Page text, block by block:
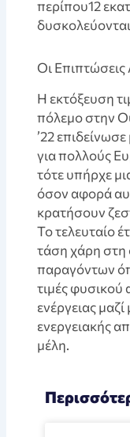
περίπου12
Οι
Η εκτόξευση
πόλεμο στην
’22
για πολλούς
τότε υπήρχε
όσον αφορά
κρατήσουν
Το τελευταίο
τάση χάρη
παραγόντων
τιμές φυσικού
ενέργειας
ενεργειακής
μέλη.